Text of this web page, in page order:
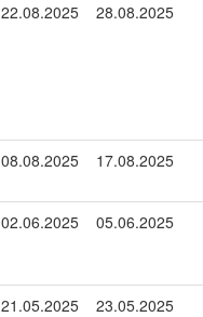
22.08.2025 28.08.2025
08.08.2025 17.08.2025
02.06.2025 05.06.2025
21.05.2025 23.05.2025